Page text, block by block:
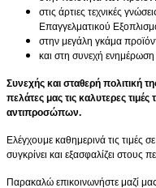
στις άρτιες τεχνικές
Επαγγελματικού
στην μεγάλη γκάμα
και στη συνεχή
Συνεχής και σταθερή πολιτική
πελάτες μας τις καλυτερες
αντιπροσώπων.
Ελέγχουμε καθημερινά τις
συγκρίνει και εξασφαλίζει στους
Παρακαλώ επικοινωνήστε μαζί